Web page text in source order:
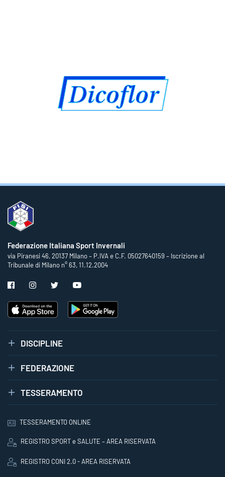
Federazione Italiana Sport Invernali
via Piranesi 46, 20137 Milano – P.IVA e C.F. 05027640159 – Iscrizione al
Tribunale di Milano n° 63, 11.12.2004
DISCIPLINE
FEDERAZIONE
TESSERAMENTO
TESSERAMENTO ONLINE
REGISTRO SPORT e SALUTE – AREA RISERVATA
REGISTRO CONI 2.0 - AREA RISERVATA